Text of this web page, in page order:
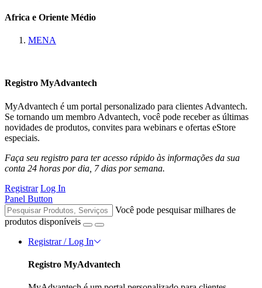
Africa e Oriente Médio
MENA
Registro MyAdvantech
MyAdvantech é um portal personalizado para clientes Advantech.
Se tornando um membro Advantech, você pode receber as últimas
novidades de produtos, convites para webinars e ofertas eStore
especiais.
Faça seu registro para ter acesso rápido às informações da sua
conta 24 horas por dia, 7 dias por semana.
Registrar Log In
Panel Button
Você pode pesquisar milhares de
produtos disponíveis
Registrar / Log In
Registro MyAdvantech